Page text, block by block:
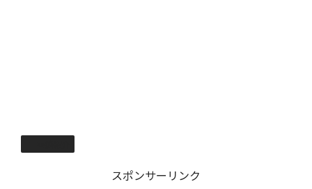
スポンサーリンク